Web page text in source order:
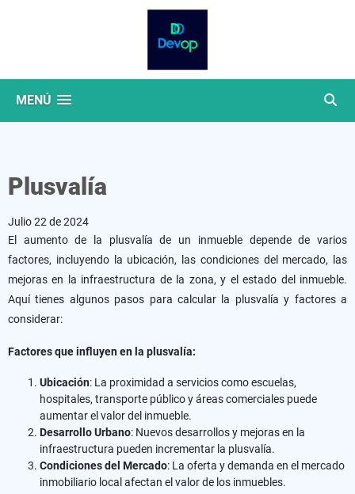
MENÚ
Plusvalía
Julio 22 de 2024
El aumento de la plusvalía de un inmueble depende de varios
factores, incluyendo la ubicación, las condiciones del mercado, las
mejoras en la infraestructura de la zona, y el estado del inmueble.
Aquí tienes algunos pasos para calcular la plusvalía y factores a
considerar:
Factores que influyen en la plusvalía:
Ubicación: La proximidad a servicios como escuelas,
hospitales, transporte público y áreas comerciales puede
aumentar el valor del inmueble.
Desarrollo Urbano: Nuevos desarrollos y mejoras en la
infraestructura pueden incrementar la plusvalía.
Condiciones del Mercado: La oferta y demanda en el mercado
inmobiliario local afectan el valor de los inmuebles.